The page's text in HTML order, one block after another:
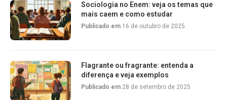
Sociologia no Enem: veja os temas que
mais caem e como estudar
Publicado em 16 de outubro de 2025
Flagrante ou fragrante: entenda a
diferença e veja exemplos
Publicado em 28 de setembro de 2025